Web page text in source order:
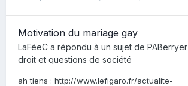
Motivation du mariage gay
LaFéeC a répondu à un sujet de PABerryer
droit et questions de société
ah tiens : http://www.lefigaro.fr/actualite-